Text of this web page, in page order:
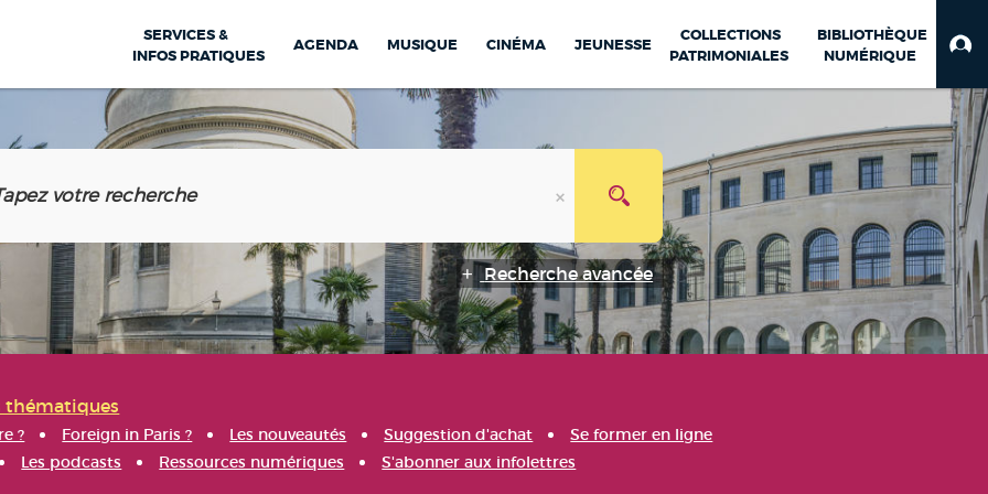
SERVICES &
INFOS PRATIQUES
AGENDA MUSIQUE CINÉMA JEUNESSE
COLLECTIONS
PATRIMONIALES
BIBLIOTHÈQUE
NUMÉRIQUE
Recherche avancée
thématiques
? Foreign in Paris ? Les nouveautés Suggestion d'achat
Se former en ligne
Les podcasts Ressources numériques S'abonner aux infolettres